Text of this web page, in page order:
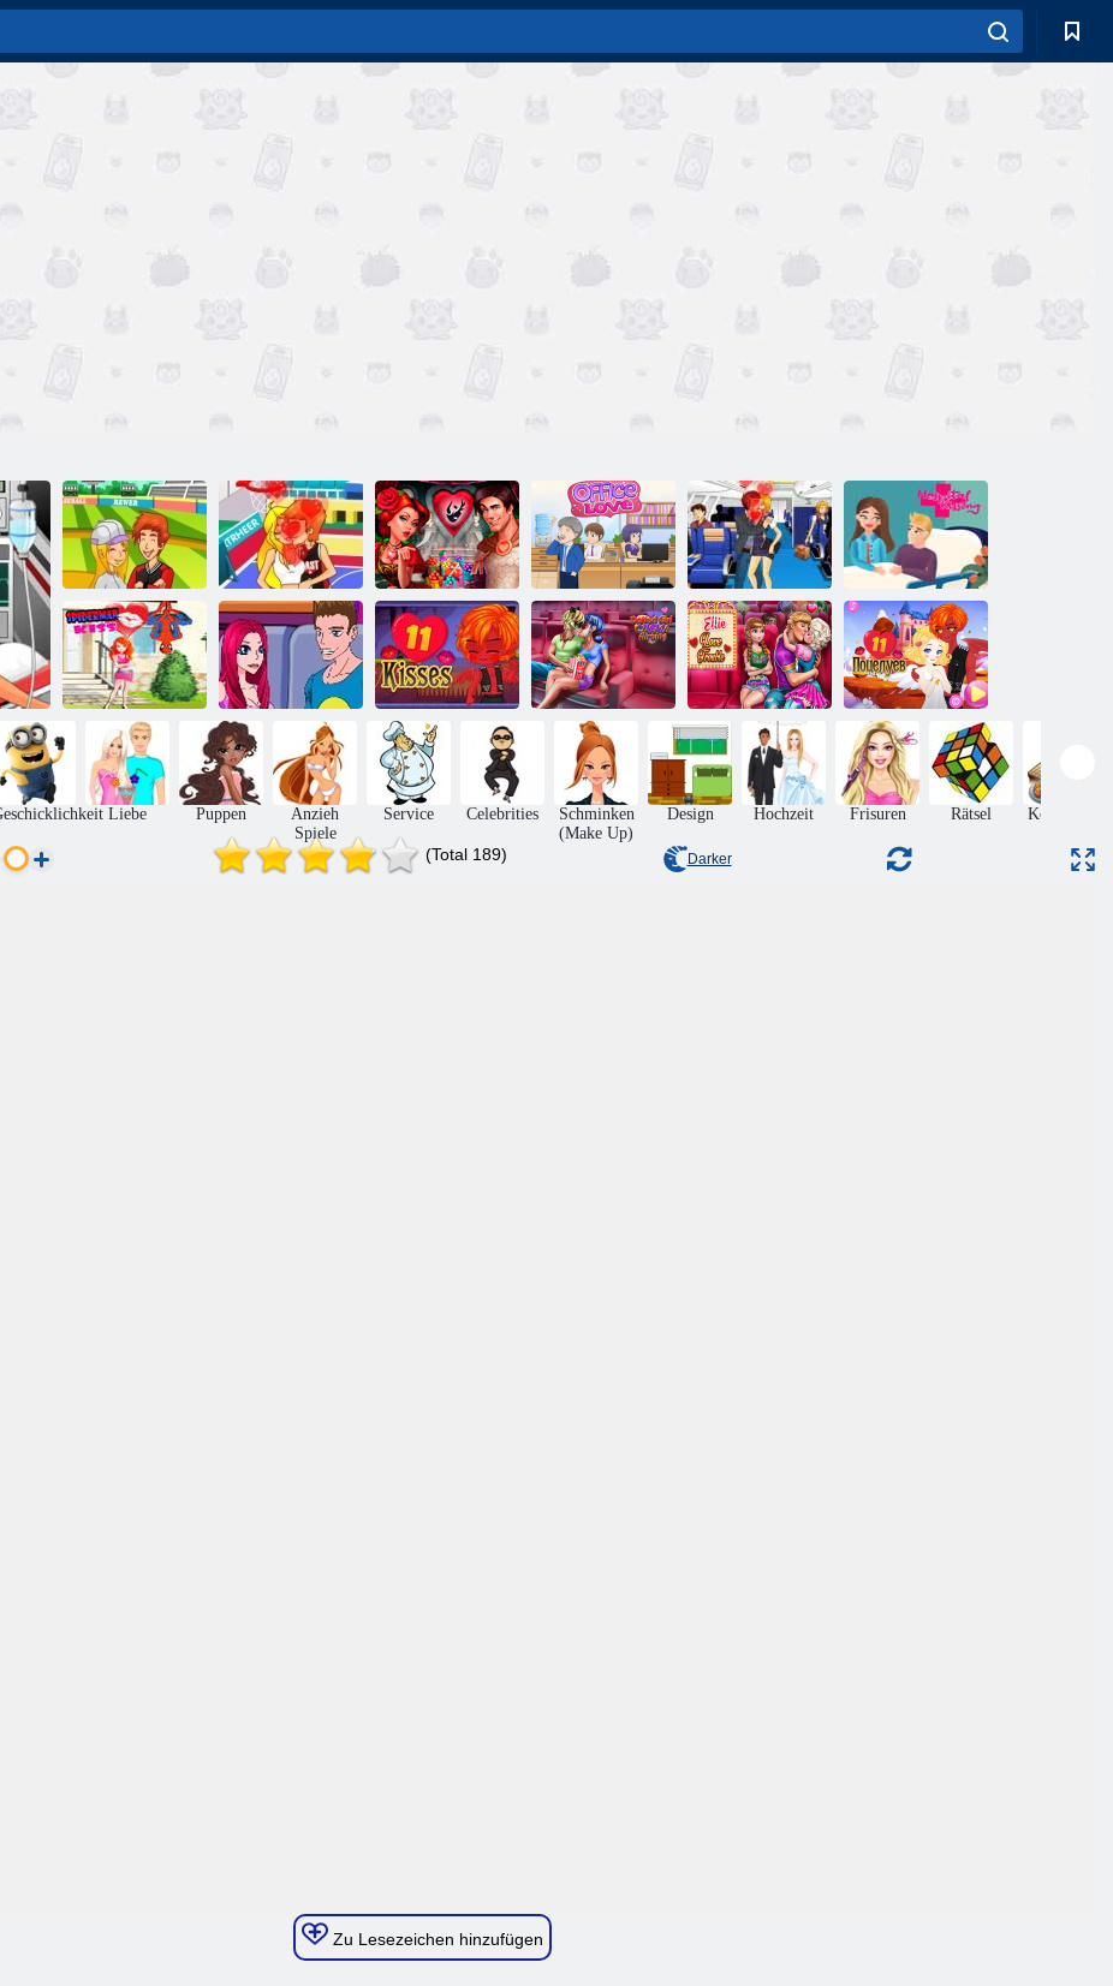
Küssen auf dem
Baseball-Feld
Basketball
Küsse
Ritter und
Prinzessinnen
Büro-Liebe
Stewardess
Kissing
Krankenhaus
küssen
Spiderman-Kuss Küss mich 11 Küsse
Gepunktetes
Mädchen-Kino-
Flirten
Elsa
Liebesproblem
11 Küsse
Liebe Puppen
Anzieh
Spiele
Service Celebrities
Schminken
(Make Up)
Design Hochzeit Frisuren Rätsel Kochspiele
(Total 189) Darker
Zu Lesezeichen hinzufügen